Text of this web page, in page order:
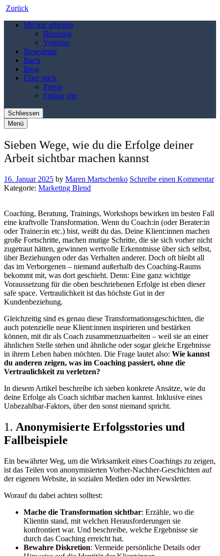
Zurück
Mit mir arbeiten
Beratung
Vorträge
Newsletter
Buch
Blog
Über mich
Presse
Follow me
Schliessen
Menü
Sieben Wege, wie du die Erfolge deiner
Arbeit sichtbar machen kannst
16. Januar 2025 by Maren Martschenko Schreibe einen Kommentar
Kategorie: Marketing Blend
Coaching, Beratung, Trainings, Workshops bewirken im besten Fall
eine kraftvolle Transformation. Wenn du Coach:in (oder Berater:in
oder Trainer:in etc.) bist, weißt du das. Deine Klient:innen machen
große Fortschritte, machen mutige Schritte, die sie sich vorher nicht
zugetraut hätten, gewinnen wertvolle Erkenntnisse über sich selbst,
über Beziehungen oder das Verhalten anderer. Doch oft bleibt all
das im Verborgenen – niemand außerhalb des Coaching-Raums
bekommt mit, was dort geschieht. Denn: Eine ganz wichtige
Voraussetzung für die oben beschriebenen Erfolge ist eben dieser
safe space. Vertraulichkeit ist das höchste Gut in der
Kundenbeziehung.
Gleichzeitig sind es genau diese Transformationsgeschichten, die
auch potenzielle neue Klient:innen inspirieren und bestärken
können, mit dir als Coach zusammenzuarbeiten – weil sie an einer
ähnlichen Stelle stehen und ähnliche oder sogar gleiche Ergebnisse
in ihrem Leben haben möchten. Die Frage lautet also: Wie kannst
du anderen zeigen, was im Coaching passiert, ohne die
Vertraulichkeit zu verletzen?
In diesem Artikel beschreibe ich sieben konkrete Ansätze, wie du
deine Erfolge als Coach sichtbar machen kannst. Inklusive eines
Unbezahlbar-Faktors, über den sonst niemand spricht.
1. Anonymisierte Erfolgsstories und
Fallbeispiele
Ein bewährter Weg, um die Wirksamkeit eines Coachings zu zeigen,
ist das Teilen von anonymisierten Vorher-Nachher-Geschichten auf
der eigenen Website, in sozialen Medien oder im Newsletter.
Worauf du dabei achten solltest:
Mache die Transformation sichtbar: Erzähle, wo die
Klientin stand, mit welchen Herausforderungen sie
konfrontiert war. Und beschreibe, welche Ergebnisse sie
durch das Coaching erreicht hat.
Bewahre Diskretion: Vermeide persönliche Details oder